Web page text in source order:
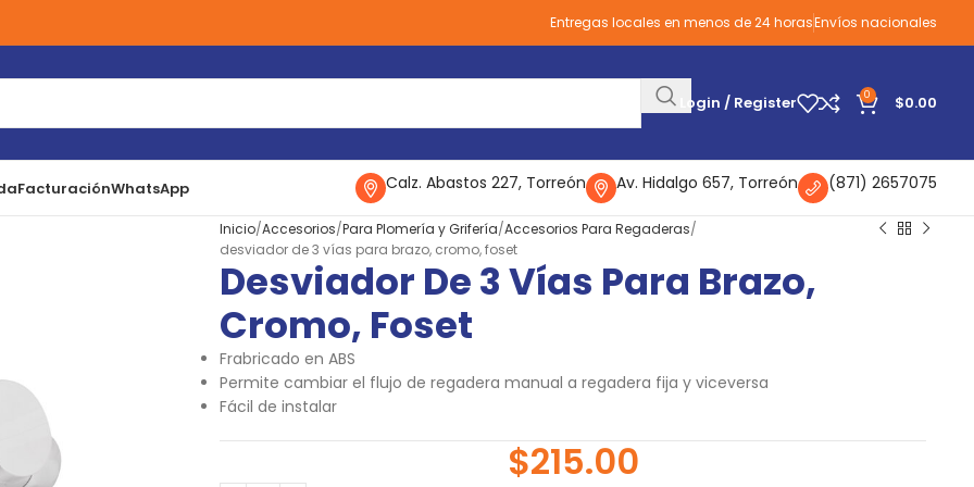
Entregas locales en menos de 24 horasEnvíos nacionales
Login / Register 0 $0.00
FacturaciónWhatsApp Calz. Abastos 227, Torreón Av. Hidalgo 657, Torreón (871) 2657075
Inicio Accesorios Para Plomería y Grifería Accesorios Para Regaderas
desviador de 3 vías para brazo, cromo, foset
Desviador De 3 Vías Para Brazo,
Cromo, Foset
Frabricado en ABS
Permite cambiar el flujo de regadera manual a regadera fija y viceversa
Fácil de instalar
$215.00